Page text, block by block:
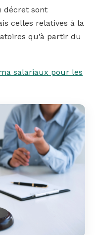
décret sont
celles relatives à la
qu’à partir du
salariaux pour les